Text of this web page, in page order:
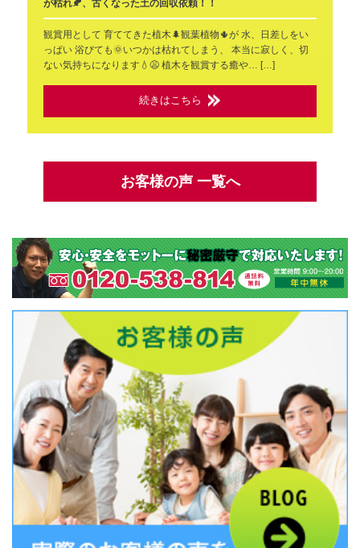
が枯れ🍂、古くなった土の回収依頼！！
観賞用として 育ててきた植木🌲観葉植物🌵が 水、日差しをい
っぱい 浴びても🌞いつかは枯れてしまう、 本当に寂しく、切
ない気持ちになります💧😩 植木を観賞する癒や… […]
続きはこちら
お客様の声 一覧へ